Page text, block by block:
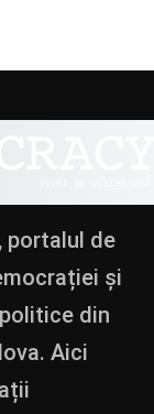
portalul de
și
din
Aici